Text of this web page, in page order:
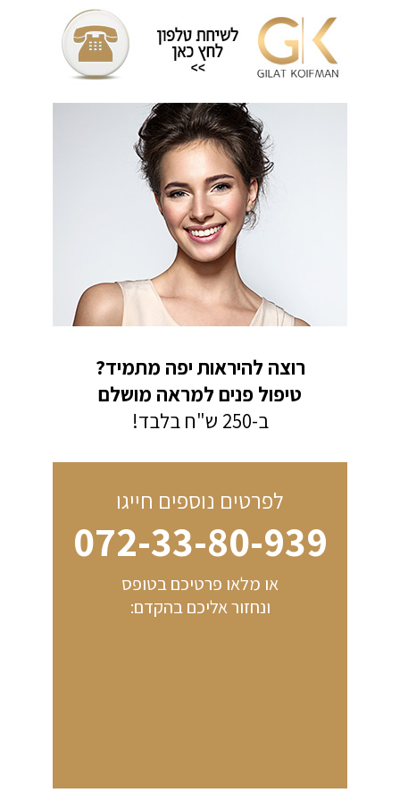
לפרטים נוספים חייגו
072-33-80-939
או מלאו פרטיכם בטופס
ונחזור אליכם בהקדם:
רוצה להיראות יפה מתמיד?
טיפול פנים למראה מושלם
ב-250 ש"ח בלבד!​